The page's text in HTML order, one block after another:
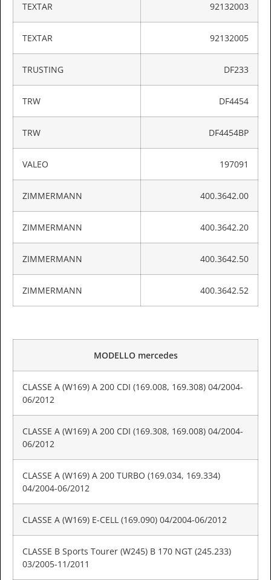
TEXTAR 92132003
TEXTAR 92132005
TRUSTING DF233
TRW DF4454
TRW DF4454BP
VALEO 197091
ZIMMERMANN 400.3642.00
ZIMMERMANN 400.3642.20
ZIMMERMANN 400.3642.50
ZIMMERMANN 400.3642.52
MODELLO mercedes
CLASSE A (W169) A 200 CDI (169.008, 169.308) 04/2004-
06/2012
CLASSE A (W169) A 200 CDI (169.308, 169.008) 04/2004-
06/2012
CLASSE A (W169) A 200 TURBO (169.034, 169.334)
04/2004-06/2012
CLASSE A (W169) E-CELL (169.090) 04/2004-06/2012
CLASSE B Sports Tourer (W245) B 170 NGT (245.233)
03/2005-11/2011